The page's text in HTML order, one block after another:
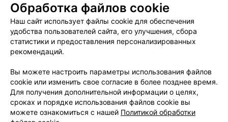
Пользовательское соглашение
Способы оплаты
Вакансии
Партнеры
Написать руководителю 103.by
Обработка персональных данных
Обработка файлов cookie
Наш сайт использует файлы cookie для обеспечения
удобства пользователей сайта, его улучшения, сбора
статистики и предоставления персонализированных
рекомендаций.
Вы можете настроить параметры использования файлов
cookie или изменить свое согласие в более позднее время.
Для получения дополнительной информации о целях,
сроках и порядке использования файлов cookie вы
можете ознакомиться с нашей Политикой обработки